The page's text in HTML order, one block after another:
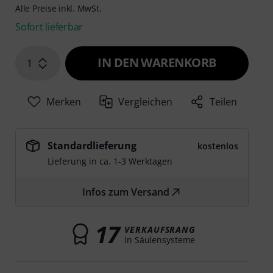
Alle Preise inkl. MwSt.
Sofort lieferbar
1 IN DEN WARENKORB
Merken Vergleichen Teilen
Standardlieferung
kostenlos
Lieferung in ca. 1-3 Werktagen
Infos zum Versand
17 VERKAUFSRANG
in Säulensysteme